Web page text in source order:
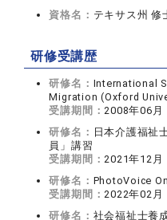
資格名： テキサス州 修
研修受講歴
研修名： International
Migration (Oxford
受講期間：2008年06月
研修名： 日本介護福祉
員」講習
受講期間：2021年12月
研修名： PhotoVoice
受講期間：2022年02月
研修名： 社会福祉士養